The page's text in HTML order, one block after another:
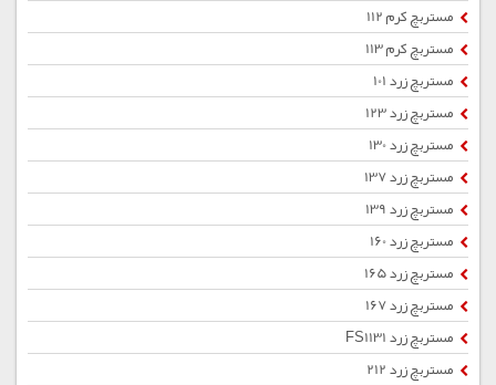
مستربچ کرم 112
مستربچ کرم 113
مستربچ زرد 101
مستربچ زرد 123
مستربچ زرد 130
مستربچ زرد 137
مستربچ زرد 139
مستربچ زرد 160
مستربچ زرد 165
مستربچ زرد 167
مستربچ زرد FS1131
مستربچ زرد 212